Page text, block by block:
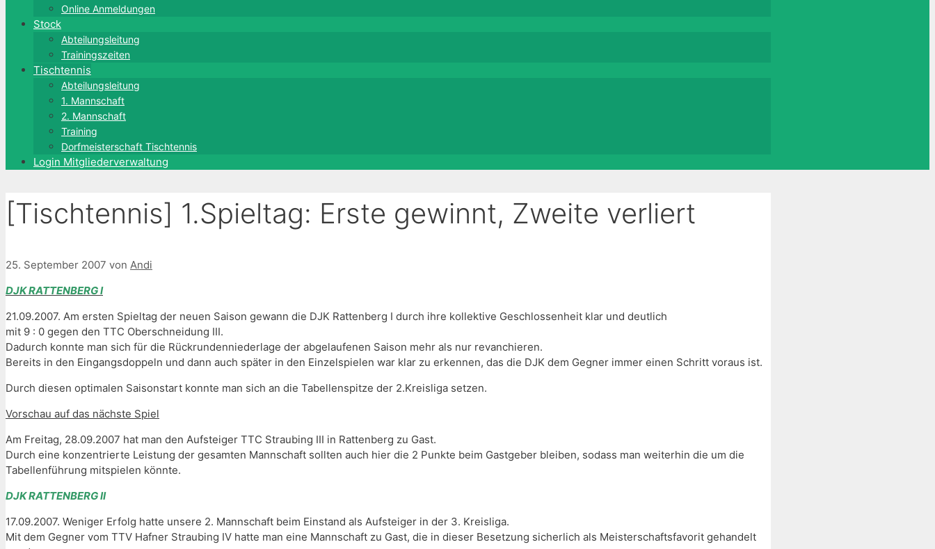
Online Anmeldungen
Stock
Abteilungsleitung
Trainingszeiten
Tischtennis
Abteilungsleitung
1. Mannschaft
2. Mannschaft
Training
Dorfmeisterschaft Tischtennis
Login Mitgliederverwaltung
[Tischtennis] 1.Spieltag: Erste gewinnt, Zweite verliert
25. September 2007 von Andi
DJK RATTENBERG I
21.09.2007. Am ersten Spieltag der neuen Saison gewann die DJK Rattenberg I durch ihre kollektive Geschlossenheit klar und deutlich
mit 9 : 0 gegen den TTC Oberschneidung III.
Dadurch konnte man sich für die Rückrundenniederlage der abgelaufenen Saison mehr als nur revanchieren.
Bereits in den Eingangsdoppeln und dann auch später in den Einzelspielen war klar zu erkennen, das die DJK dem Gegner immer einen Schritt voraus ist.
Durch diesen optimalen Saisonstart konnte man sich an die Tabellenspitze der 2.Kreisliga setzen.
Vorschau auf das nächste Spiel
Am Freitag, 28.09.2007 hat man den Aufsteiger TTC Straubing III in Rattenberg zu Gast.
Durch eine konzentrierte Leistung der gesamten Mannschaft sollten auch hier die 2 Punkte beim Gastgeber bleiben, sodass man weiterhin die um die
Tabellenführung mitspielen könnte.
DJK RATTENBERG II
17.09.2007. Weniger Erfolg hatte unsere 2. Mannschaft beim Einstand als Aufsteiger in der 3. Kreisliga.
Mit dem Gegner vom TTV Hafner Straubing IV hatte man eine Mannschaft zu Gast, die in dieser Besetzung sicherlich als Meisterschaftsfavorit gehandelt